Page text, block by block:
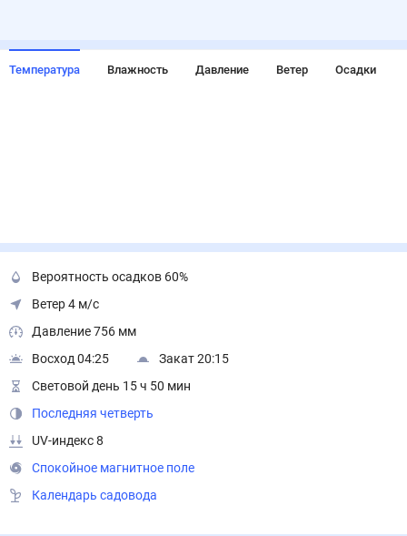
Температура Влажность Давление Ветер Осадки
Вероятность осадков 60%
Ветер 4 м/с
Давление 756 мм
Восход 04:25
Закат 20:15
Световой день 15 ч 50 мин
Последняя четверть
UV-индекс 8
Спокойное магнитное поле
Календарь садовода